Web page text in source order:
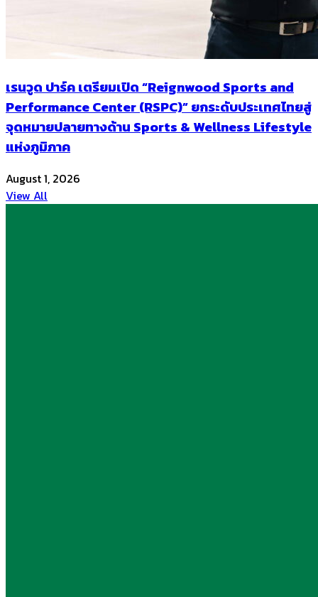
เรนวูด ปาร์ค เตรียมเปิด “Reignwood Sports and
Performance Center (RSPC)” ยกระดับประเทศไทยสู่
จุดหมายปลายทางด้าน Sports & Wellness Lifestyle
แห่งภูมิภาค
August 1, 2026
View All